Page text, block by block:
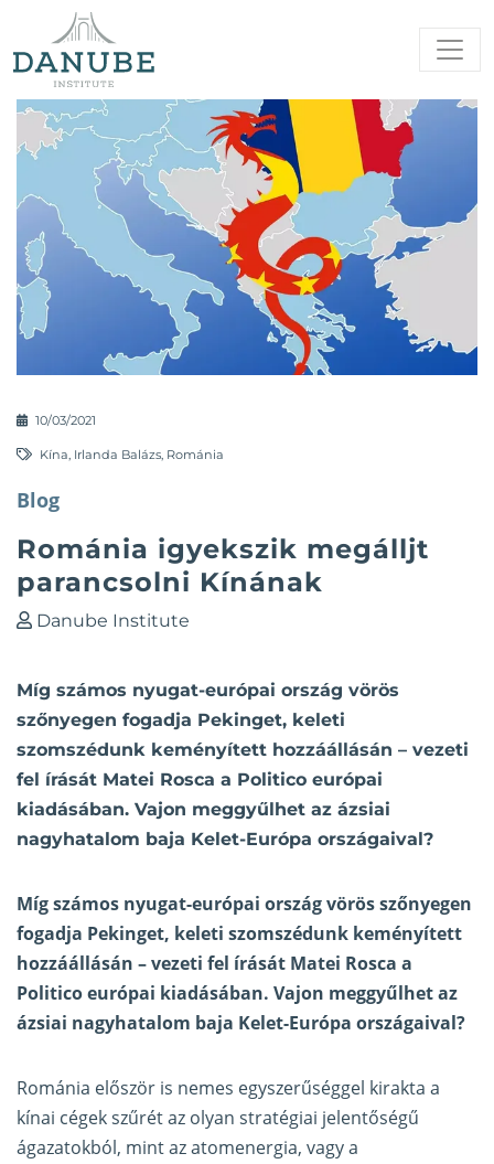
10/03/2021
Kína, Irlanda Balázs, Románia
Blog
Románia igyekszik megálljt
parancsolni Kínának
Danube Institute
Míg számos nyugat-európai ország vörös
szőnyegen fogadja Pekinget, keleti
szomszédunk keményített hozzáállásán – vezeti
fel írását Matei Rosca a Politico európai
kiadásában. Vajon meggyűlhet az ázsiai
nagyhatalom baja Kelet-Európa országaival?
Míg számos nyugat-európai ország vörös szőnyegen
fogadja Pekinget, keleti szomszédunk keményített
hozzáállásán – vezeti fel írását Matei Rosca a
Politico európai kiadásában. Vajon meggyűlhet az
ázsiai nagyhatalom baja Kelet-Európa országaival?
Románia először is nemes egyszerűséggel kirakta a
kínai cégek szűrét az olyan stratégiai jelentőségű
ágazatokból, mint az atomenergia, vagy a